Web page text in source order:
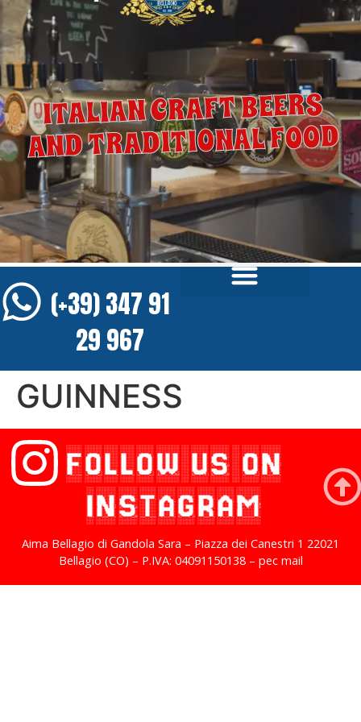
ITALIAN CRAFT BEERS
AND TRADITIONAL FOOD
(+39) 347 91
29 967
GUINNESS
FOLLOW US ON
INSTAGRAM
Aima Bellagio di Gandola Sara – Piazza dei Canestri 1 22021
Bellagio (CO) – P.IVA: 04091150138 – pec mail